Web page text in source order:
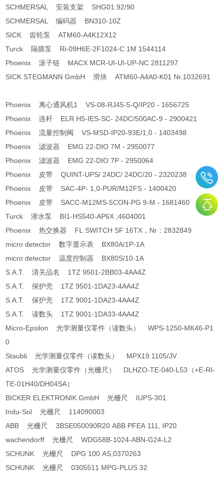
SCHMERSAL 安装支架 SHG01.92/90
SCHMERSAL 编码器 BN310-10Z
SICK 齿轮泵 ATM60-A4K12X12
Turck 隔膜泵 Ri-09H6E-2F1024-C 1M 1544114
Phoenix 滚子链 MACX MCR-UI-UI-UP-NC 2811297
SICK STEGMANN GmbH 滑块 ATM60-A4A0-K01 Nr.1032691
Phoenix 离心通风机1 VS-08-RJ45-5-Q/IP20 - 1656725
Phoenix 连杆 ELR H5-IES-SC- 24DC/500AC-9 - 2900421
Phoenix 流量控制阀 VS-MSD-IP20-93E/1,0 - 1403498
Phoenix 滤波器 EMG 22-DIO 7M - 2950077
Phoenix 滤波器 EMG 22-DIO 7P - 2950064
Phoenix 皮带 QUINT-UPS/ 24DC/ 24DC/20 - 2320238
Phoenix 皮带 SAC-4P- 1,0-PUR/M12FS - 1400420
Phoenix 皮带 SACC-M12MS-5CON-PG 9-M - 1681460
Turck 潜水泵 BI1-HS540-AP6X ;4604001
Phoenix 热交换器 FL SWITCH SF 16TX，Nr：2832849
micro detector 数字显示表 BX80A/1P-1A
micro detector 温度控制器 BX80S/10-1A
S.A.T. 清关品名 1TZ 9501-2BB03-4AA4Z
S.A.T. 保护壳 1TZ 9501-1DA23-4AA4Z
S.A.T. 保护壳 1TZ 9001-1DA23-4AA4Z
S.A.T. 读数头 1TZ 9001-1DA33-4AA4Z
Micro-Epsilon 光学测量仪零件（读数头） WPS-1250-MK46-P1
0
Staubli 光学测量仪零件（读数头） MPX19.1105/JV
ATOS 光学测量仪零件（光栅尺） DLHZO-TE-040-L53（+E-RI-
TE-01H40/DH04SA）
BICKER ELEKTRONIK GmbH 光栅尺 IUPS-301
Indu-Sol 光栅尺 114090003
ABB 光栅尺 3BSE050090R20 ABB PFEA 111, IP20
wachendorff 光栅尺 WDG58B-1024-ABN-G24-L2
SCHUNK 光栅尺 DPG 100 AS,0370263
SCHUNK 光栅尺 0305511 MPG-PLUS 32